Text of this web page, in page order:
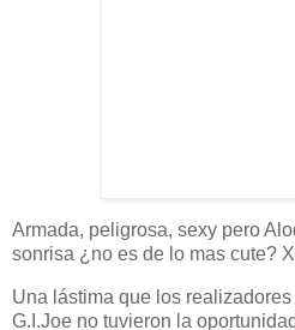
Armada, peligrosa, sexy pero
sonrisa ¿no es de lo mas cute?
Una lástima que los
G.I.Joe no tuvieron la